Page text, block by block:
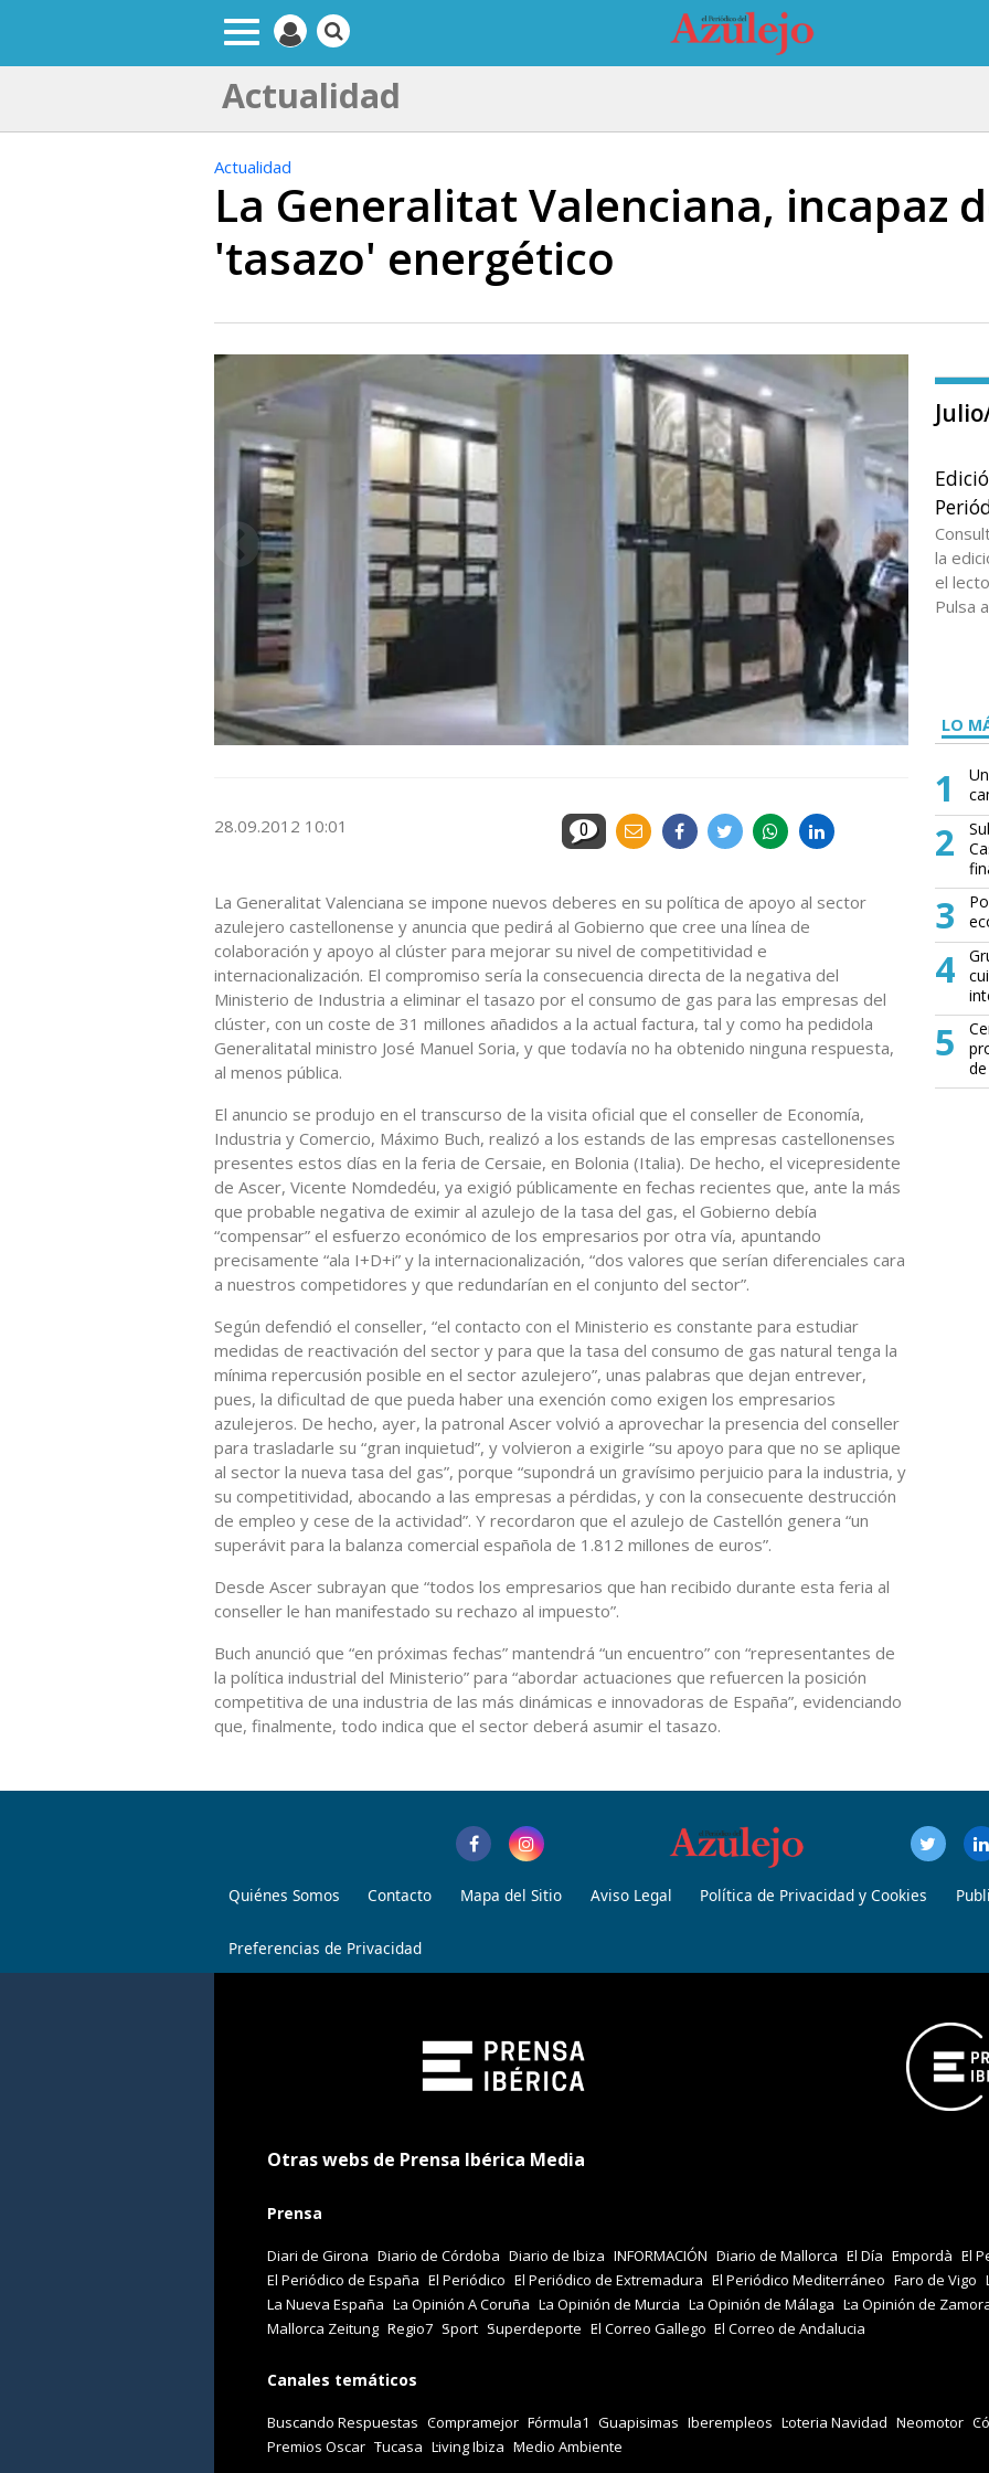
Actualidad
Actualidad
La Generalitat Valenciana, incapaz
'tasazo' energético
28.09.2012 10:01 0
La Generalitat Valenciana se impone nuevos deberes en su política de apoyo al sector
azulejero castellonense y anuncia que pedirá al Gobierno que cree una línea de
colaboración y apoyo al clúster para mejorar su nivel de competitividad e
internacionalización. El compromiso sería la consecuencia directa de la negativa del
Ministerio de Industria a eliminar el tasazo por el consumo de gas para las empresas del
clúster, con un coste de 31 millones añadidos a la actual factura, tal y como ha pedidola
Generalitatal ministro José Manuel Soria, y que todavía no ha obtenido ninguna respuesta,
al menos pública.
El anuncio se produjo en el transcurso de la visita oficial que el conseller de Economía,
Industria y Comercio, Máximo Buch, realizó a los estands de las empresas castellonenses
presentes estos días en la feria de Cersaie, en Bolonia (Italia). De hecho, el vicepresidente
de Ascer, Vicente Nomdedéu, ya exigió públicamente en fechas recientes que, ante la más
que probable negativa de eximir al azulejo de la tasa del gas, el Gobierno debía
“compensar” el esfuerzo económico de los empresarios por otra vía, apuntando
precisamente “ala I+D+i” y la internacionalización, “dos valores que serían diferenciales cara
a nuestros competidores y que redundarían en el conjunto del sector”.
Según defendió el conseller, “el contacto con el Ministerio es constante para estudiar
medidas de reactivación del sector y para que la tasa del consumo de gas natural tenga la
mínima repercusión posible en el sector azulejero”, unas palabras que dejan entrever,
pues, la dificultad de que pueda haber una exención como exigen los empresarios
azulejeros. De hecho, ayer, la patronal Ascer volvió a aprovechar la presencia del conseller
para trasladarle su “gran inquietud”, y volvieron a exigirle “su apoyo para que no se aplique
al sector la nueva tasa del gas”, porque “supondrá un gravísimo perjuicio para la industria, y
su competitividad, abocando a las empresas a pérdidas, y con la consecuente destrucción
de empleo y cese de la actividad”. Y recordaron que el azulejo de Castellón genera “un
superávit para la balanza comercial española de 1.812 millones de euros”.
Desde Ascer subrayan que “todos los empresarios que han recibido durante esta feria al
conseller le han manifestado su rechazo al impuesto”.
Buch anunció que “en próximas fechas” mantendrá “un encuentro” con “representantes de
la política industrial del Ministerio” para “abordar actuaciones que refuercen la posición
competitiva de una industria de las más dinámicas e innovadoras de España”, evidenciando
que, finalmente, todo indica que el sector deberá asumir el tasazo.
la
el
Pulsa
LO
1
2
3
4
5
Quiénes Somos Contacto Mapa del Sitio Aviso Legal Política de Privacidad y Cookies
Preferencias de Privacidad
Otras webs de Prensa Ibérica Media
Prensa
Diari de Girona Diario de Córdoba Diario de Ibiza INFORMACIÓN Diario de Mallorca El Día Empordà El
El Periódico de España El Periódico El Periódico de Extremadura El Periódico Mediterráneo Faro de Vigo
La Nueva España La Opinión A Coruña La Opinión de Murcia La Opinión de Málaga La Opinión de
Mallorca Zeitung Regio7 Sport Superdeporte El Correo Gallego El Correo de Andalucia
Canales temáticos
Buscando Respuestas Compramejor Fórmula1 Guapisimas Iberempleos Loteria Navidad Neomotor
Premios Oscar Tucasa Living Ibiza Medio Ambiente